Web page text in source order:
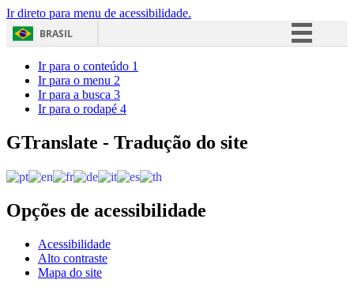
Ir direto para menu de acessibilidade.
BRASIL
Acesso à informação
Ir para o conteúdo 1
Ir para o menu 2
Ir para a busca 3
Ir para o rodapé 4
GTranslate - Tradução do site
Opções de acessibilidade
Acessibilidade
Alto contraste
Mapa do site